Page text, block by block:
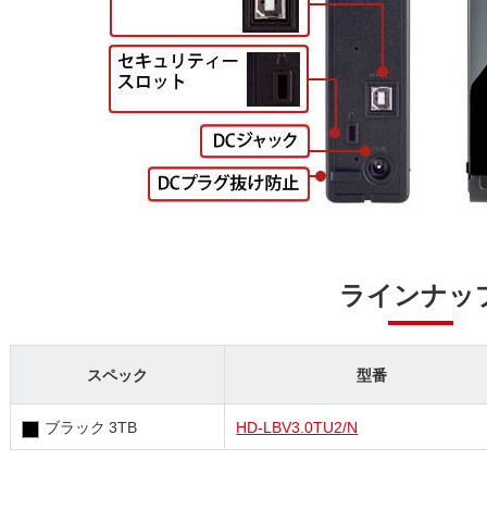
ラインナッ
スペック 型番
ブラック 3TB HD-LBV3.0TU2/N